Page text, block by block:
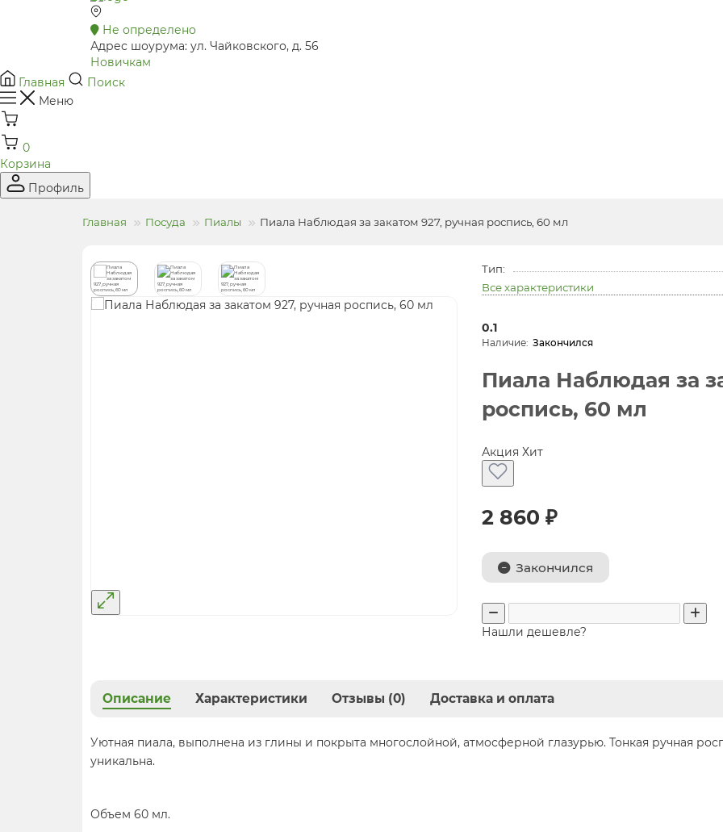
Не определено
Адрес шоурума: ул. Чайковского, д. 56
Новичкам
Главная
Поиск
Меню
0
Корзина
Профиль
Главная Посуда Пиалы Пиала Наблюдая за закатом 927, ручная роспись, 60 мл
Тип:
Все характеристики
0.1
Закончился
Пиала Наблюдая за
роспись, 60 мл
Акция Хит
2 860 ₽
Закончился
Нашли дешевле?
Описание Характеристики Отзывы (0) Доставка и оплата
Уютная пиала, выполнена из глины и покрыта многослойной, атмосферной глазурью. Тонкая ручная
уникальна.
Объем 60 мл.